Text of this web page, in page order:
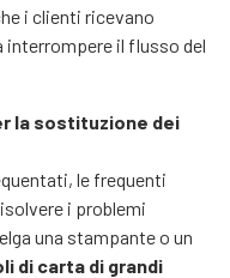
i clienti ricevano
interrompere il flusso del
la sostituzione dei
le frequenti
i problemi
una stampante o un
di carta di grandi